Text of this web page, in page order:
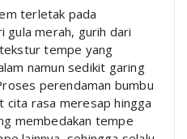
terletak pada
gula merah, gurih dari
tempe yang
namun sedikit garing
perendaman bumbu
cita rasa meresap hingga
membedakan tempe